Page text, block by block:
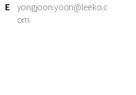
E
yongjoon.yoon@leeko.c
om